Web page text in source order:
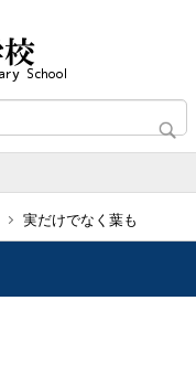
実だけでなく葉も